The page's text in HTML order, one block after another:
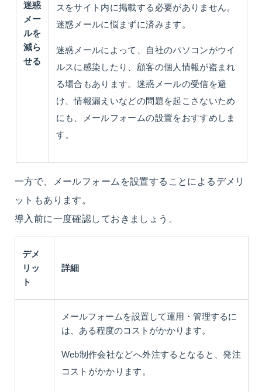
迷惑
メー
ルを
減ら
せる
スをサイト内に掲載する必要がありません。
迷惑メールに悩まずに済みます。
迷惑メールによって、自社のパソコンがウイ
ルスに感染したり、顧客の個人情報が盗まれ
る場合もあります。迷惑メールの受信を避
け、情報漏えいなどの問題を起こさないため
にも、メールフォームの設置をおすすめしま
す。
一方で、メールフォームを設置することによるデメリ
ットもあります。
導入前に一度確認しておきましょう。
デメ
リッ
ト
詳細
メールフォームを設置して運用・管理するに
は、ある程度のコストがかかります。
Web制作会社などへ外注するとなると、発注
コストがかかります。